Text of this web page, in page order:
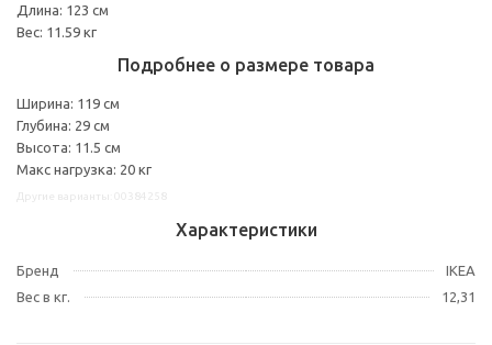
Длина: 123 см
Вес: 11.59 кг
Подробнее о размере товара
Ширина: 119 см
Глубина: 29 см
Высота: 11.5 см
Макс нагрузка: 20 кг
Характеристики
Бренд
IKEA
Вес в кг.
12,31